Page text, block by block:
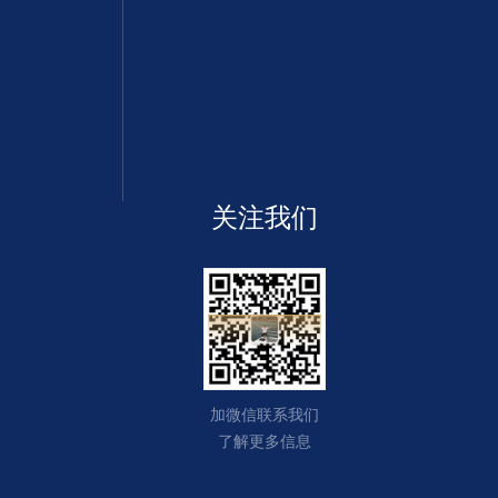
关注我们
加微信联系我们
了解更多信息